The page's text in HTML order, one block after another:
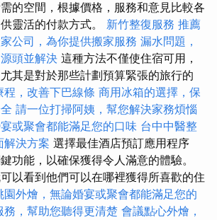
的空間，根據價格，服務和意見比較各
靈活的付款方式。 新竹整復服務 推薦
公司，為你提供搬家服務 漏水問題，
頭並解決 這種方法不僅使住宿可用，
其是對於那些計劃預算緊張的旅行的
程，改善下巴線條 商用冰箱的選擇，保
請一位打掃阿姨，幫您解決家務煩惱
或聚會都能滿足您的口味 台中中醫整
解決方案 選擇最佳酒店預訂應用程序
功能，以確保獲得令人滿意的體驗。
以看到他們可以在哪裡獲得所喜歡的住
園外燴，無論婚宴或聚會都能滿足您的
務，幫助您聽得更清楚 會議點心外燴，